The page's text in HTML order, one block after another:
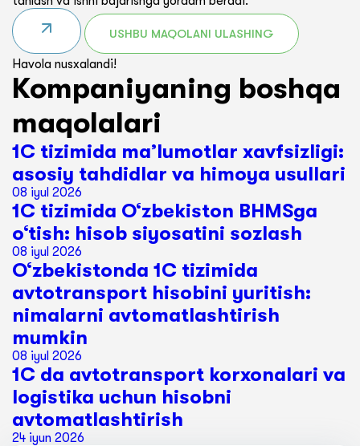
USHBU MAQOLANI ULASHING
Havola nusxalandi!
Kompaniyaning boshqa
maqolalari
1C tizimida ma’lumotlar xavfsizligi:
asosiy tahdidlar va himoya usullari
08 iyul 2026
1C tizimida O‘zbekiston BHMSga
o‘tish: hisob siyosatini sozlash
08 iyul 2026
O‘zbekistonda 1C tizimida
avtotransport hisobini yuritish:
nimalarni avtomatlashtirish
mumkin
08 iyul 2026
1C da avtotransport korxonalari va
logistika uchun hisobni
avtomatlashtirish
24 iyun 2026